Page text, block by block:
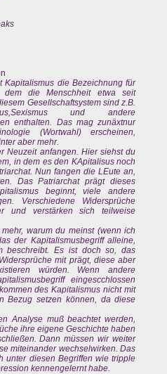
Kapitalismus die Bezeichnung für
dem die Menschheit etwa seit
Gesellschaftsystem sind z.B.
und andere
enthalten. Das mag zunäxtnur
(Wortwahl) erscheinen,
aber mehr.
Neuzeit anfangen. Hier siehst du
in dem es den KApitalisus noch
Nun fangen die LEute an,
Das Patriarchat prägt dieses
beginnt, viele andere
Verschiedene Widersprüche
und verstärken sich teilweise
warum du meinst (wenn ich
der Kapitalismusbegriff alleine,
beschreibt. Es ist doch so, das
mit prägt, diese aber
würden. Wenn andere
eingescchlossen
des Kapitalismus nicht mit
Bezug setzen können, da diese
Analyse muß beachtet werden,
ihre eigene Geschichte haben
Dann müssen wir weiter
miteinander wechselwirken. Das
unter diesen Begriffen wie tripple
kennengelernt habe.